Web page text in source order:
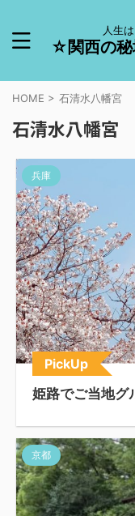
人生
☆関西の
HOME > 石清水八幡宮
石清水八幡宮
兵庫
PickUp
姫路でご当地グ
京都